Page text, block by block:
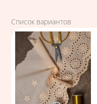
Список вариантов